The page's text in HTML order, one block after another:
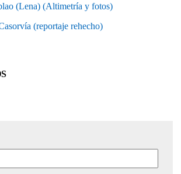
(Lena) (Altimetría y fotos)
(reportaje rehecho)